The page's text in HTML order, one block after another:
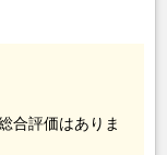
合評価はありま